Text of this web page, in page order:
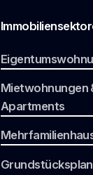
Mietwohnungen
Apartments